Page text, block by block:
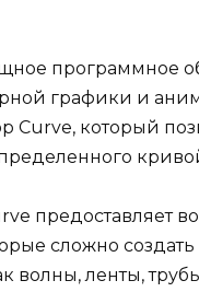
программное
графики и
Curve, который
предоставляет
сложно
волны, ленты,